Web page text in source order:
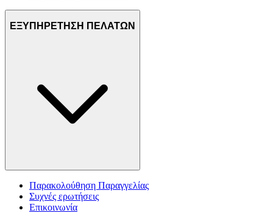
ΕΞΥΠΗΡΕΤΗΣΗ ΠΕΛΑΤΩΝ
Παρακολούθηση Παραγγελίας
Συχνές ερωτήσεις
Επικοινωνία